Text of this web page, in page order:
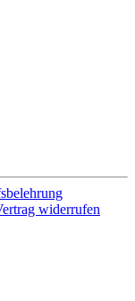
widerrufen